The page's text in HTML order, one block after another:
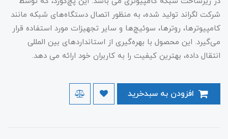
شرکت لگراند تولید شده، به منظور اتصال دستگاه‌های شبکه مانند
کامپیوترها، روترها، سوئیچ‌ها و سایر تجهیزات مورد استفاده قرار
می‌گیرد. این محصول با بهره‌گیری از استانداردهای بین المللی
انتقال داده‌، بهترین کیفیت را به کاربران خود ارائه می دهد.